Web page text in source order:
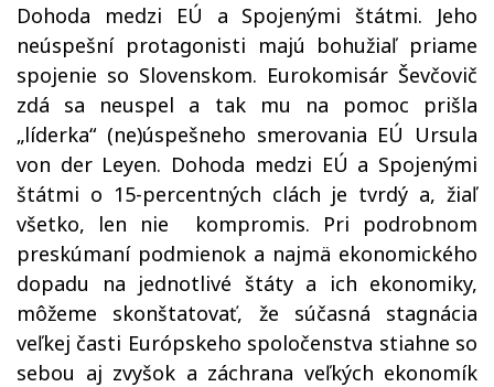
Dohoda medzi EÚ a Spojenými štátmi. Jeho
neúspešní protagonisti majú bohužiaľ priame
spojenie so Slovenskom. Eurokomisár Ševčovič
zdá sa neuspel a tak mu na pomoc prišla
„líderka“ (ne)úspešneho smerovania EÚ Ursula
von der Leyen. Dohoda medzi EÚ a Spojenými
štátmi o 15-percentných clách je tvrdý a, žiaľ
všetko, len nie
kompromis. Pri podrobnom
preskúmaní podmienok a najmä ekonomického
dopadu na jednotlivé štáty a ich ekonomiky,
môžeme skonštatovať, že súčasná stagnácia
veľkej časti Európskeho spoločenstva stiahne so
sebou aj zvyšok a záchrana veľkých ekonomík